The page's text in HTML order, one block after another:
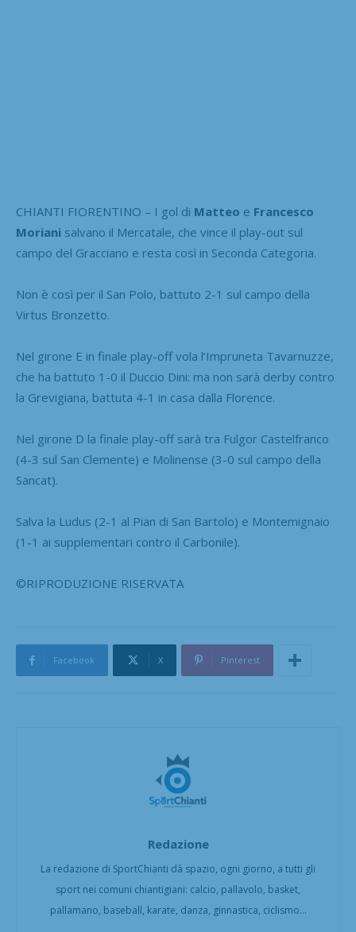
CHIANTI FIORENTINO – I gol di Matteo e Francesco
Moriani salvano il Mercatale, che vince il play-out sul
campo del Gracciano e resta così in Seconda Categoria.
Non è così per il San Polo, battuto 2-1 sul campo della
Virtus Bronzetto.
Nel girone E in finale play-off vola l’Impruneta Tavarnuzze,
che ha battuto 1-0 il Duccio Dini: ma non sarà derby contro
la Grevigiana, battuta 4-1 in casa dalla Florence.
Nel girone D la finale play-off sarà tra Fulgor Castelfranco
(4-3 sul San Clemente) e Molinense (3-0 sul campo della
Sancat).
Salva la Ludus (2-1 al Pian di San Bartolo) e Montemignaio
(1-1 ai supplementari contro il Carbonile).
©RIPRODUZIONE RISERVATA
Facebook X Pinterest
Redazione
La redazione di SportChianti dà spazio, ogni giorno, a tutti gli
sport nei comuni chiantigiani: calcio, pallavolo, basket,
pallamano, baseball, karate, danza, ginnastica, ciclismo...